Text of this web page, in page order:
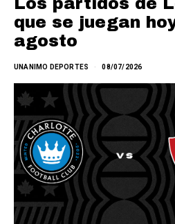
que se juegan
agosto
UNANIMO DEPORTES 08/07/2026